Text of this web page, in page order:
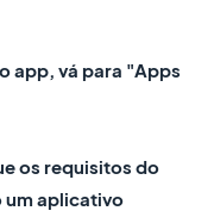
app, vá para "Apps
os requisitos do
um aplicativo